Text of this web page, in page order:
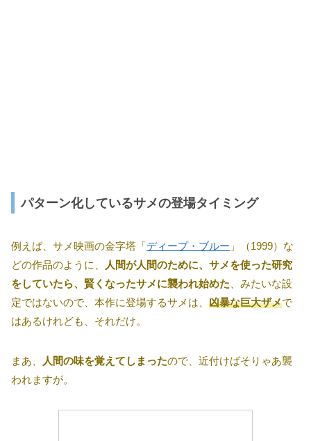
パターン化しているサメの登場タイミング
例えば、サメ映画の金字塔「ディープ・ブルー 」（1999）な
どの作品のように、
人間が人間のために、サメを使った研究
をしていたら、賢くなったサメに襲われ始めた 、みたいな設
定ではないので、本作に登場するサメは、 凶暴な巨大ザメで
はあるけれども、それだけ。
まあ、 人間の味を覚えてしまったので、近付けばそりゃあ襲
われますが。